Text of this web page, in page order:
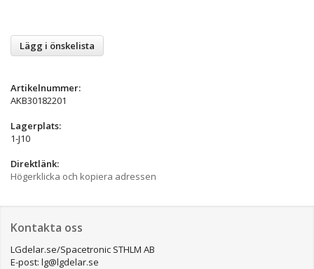
Lägg i önskelista
Artikelnummer:
AKB30182201
Lagerplats:
1-J10
Direktlänk:
Högerklicka och kopiera adressen
Kontakta oss
LGdelar.se/Spacetronic STHLM AB
E-post: lg@lgdelar.se